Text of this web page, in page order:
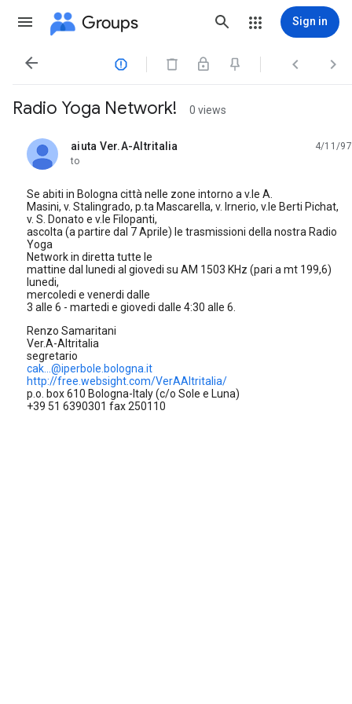
Groups Sign in
   
Radio Yoga Network! 0 views
aiuta Ver.A-Altritalia
unread,
4/11/97
to
Se abiti in Bologna città nelle zone intorno a v.le A.
Masini, v. Stalingrado, p.ta Mascarella, v. Irnerio, v.le Berti Pichat,
v. S. Donato e v.le Filopanti,
ascolta (a partire dal 7 Aprile) le trasmissioni della nostra Radio
Yoga
Network in diretta tutte le
mattine dal lunedi al giovedi su AM 1503 KHz (pari a mt 199,6)
lunedi,
mercoledi e venerdi dalle
3 alle 6 - martedi e giovedi dalle 4:30 alle 6.
Renzo Samaritani
Ver.A-Altritalia
segretario
cak...@iperbole.bologna.it
http://free.websight.com/VerAAltritalia/
p.o. box 610 Bologna-Italy (c/o Sole e Luna)
+39 51 6390301 fax 250110